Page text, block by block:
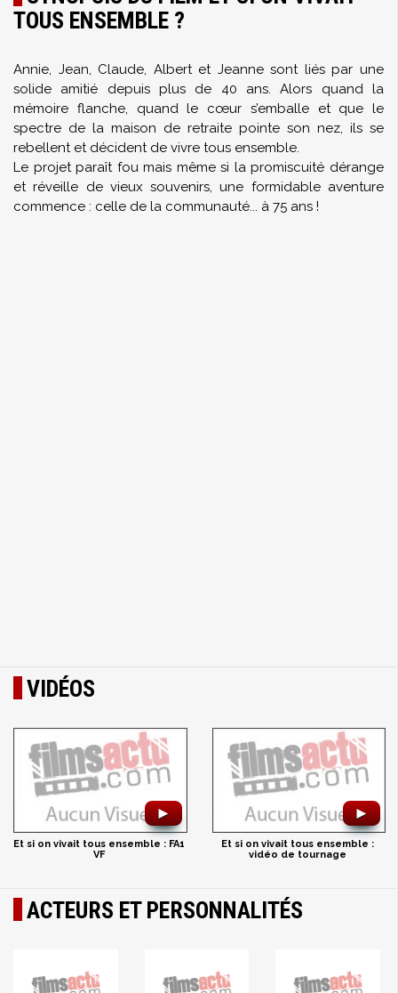
TOUS ENSEMBLE ?
Annie, Jean, Claude, Albert et Jeanne sont liés par une
solide amitié depuis plus de 40 ans. Alors quand la
mémoire flanche, quand le cœur s’emballe et que le
spectre de la maison de retraite pointe son nez, ils se
rebellent et décident de vivre tous ensemble.
Le projet paraît fou mais même si la promiscuité dérange
et réveille de vieux souvenirs, une formidable aventure
commence : celle de la communauté... à 75 ans !
VIDÉOS
►
Et si on vivait tous ensemble : FA1
VF
►
Et si on vivait tous ensemble :
vidéo de tournage
ACTEURS ET PERSONNALITÉS